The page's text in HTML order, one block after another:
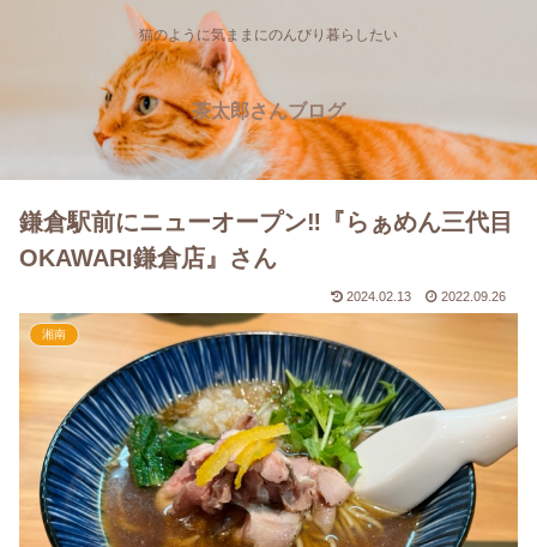
猫のように気ままにのんびり暮らしたい
茶太郎さんブログ
鎌倉駅前にニューオープン‼『らぁめん三代目
OKAWARI鎌倉店』さん
2024.02.13 2022.09.26
湘南